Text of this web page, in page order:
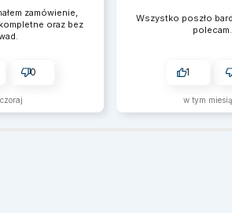
zamówienie,
oraz bez
0
Wszystko poszło
polecam.
1
w tym